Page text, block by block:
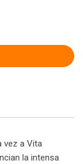
vez a Vita
la intensa